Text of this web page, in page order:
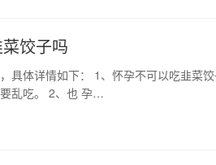
饺子吗
具体详情如下： 1、怀孕不可以吃韭菜
乱吃。 2、也 孕…